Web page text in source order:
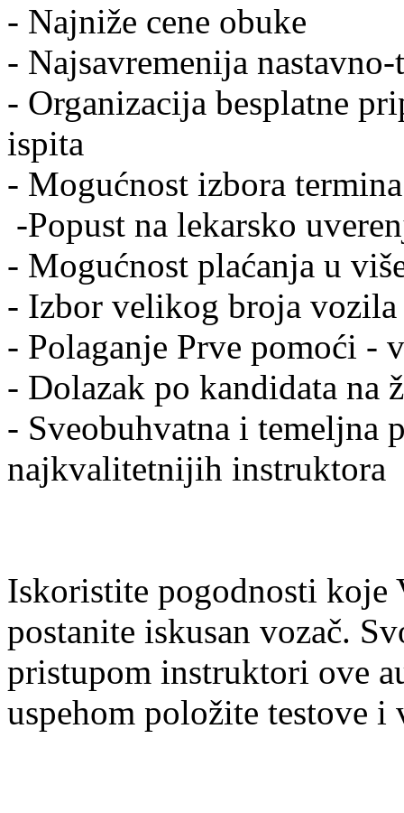
- Najniže cene obuke
- Najsavremenija
- Organizacija besplatne
ispita
- Mogućnost izbora
-Popust na lekarsko
- Mogućnost plaćanja u
- Izbor velikog broja
- Polaganje Prve pomoći -
- Dolazak po kandidata na
- Sveobuhvatna i temeljna
najkvalitetnijih instruktora
Iskoristite pogodnosti koje
postanite iskusan vozač.
pristupom instruktori ove
uspehom položite testove i